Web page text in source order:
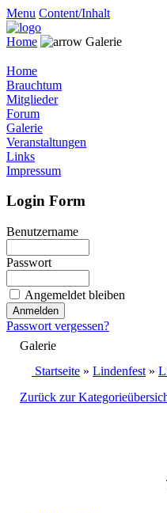
Menu Content/Inhalt
Home Galerie
Home
Brauchtum
Mitglieder
Forum
Galerie
Veranstaltungen
Links
Impressum
Login Form
Benutzername
Passwort
Angemeldet bleiben
Passwort vergessen?
Galerie
Startseite » Lindenfest »
Zurück zur